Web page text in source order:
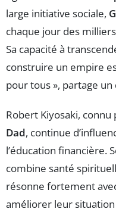
large initiative sociale,
chaque jour des
Sa capacité à
construire un empire
pour tous », partage
Robert Kiyosaki, connu
Dad, continue
l’éducation financière.
combine santé
résonne fortement
améliorer leur situation